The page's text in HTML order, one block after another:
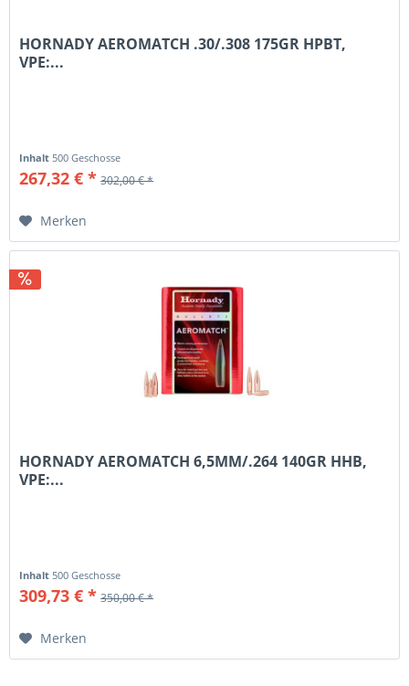
HORNADY AEROMATCH .30/.308 175GR HPBT,
VPE:...
Inhalt500 Geschosse
267,32 € * 302,00 € *
Merken
HORNADY AEROMATCH 6,5MM/.264 140GR HHB,
VPE:...
Inhalt500 Geschosse
309,73 € * 350,00 € *
Merken